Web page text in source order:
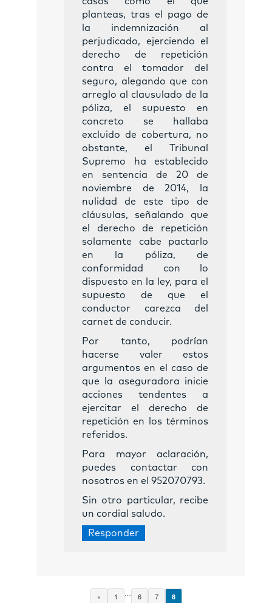
planteas, tras el pago de
la indemnización al
perjudicado, ejerciendo el
derecho de repetición
contra el tomador del
seguro, alegando que con
arreglo al clausulado de la
póliza, el supuesto en
concreto se hallaba
excluido de cobertura, no
obstante, el Tribunal
Supremo ha establecido
en sentencia de 20 de
noviembre de 2014, la
nulidad de este tipo de
cláusulas, señalando que
el derecho de repetición
solamente cabe pactarlo
en la póliza, de
conformidad con lo
dispuesto en la ley, para el
supuesto de que el
conductor carezca del
carnet de conducir.
Por tanto, podrían
hacerse valer estos
argumentos en el caso de
que la aseguradora inicie
acciones tendentes a
ejercitar el derecho de
repetición en los términos
referidos.
Para mayor aclaración,
puedes contactar con
nosotros en el 952070793.
Sin otro particular, recibe
un cordial saludo.
Responder
« 1 … 6 7 8